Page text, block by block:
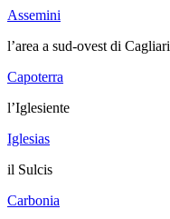
Assemini
l’area a sud-ovest di Cagliari
Capoterra
l’Iglesiente
Iglesias
il Sulcis
Carbonia